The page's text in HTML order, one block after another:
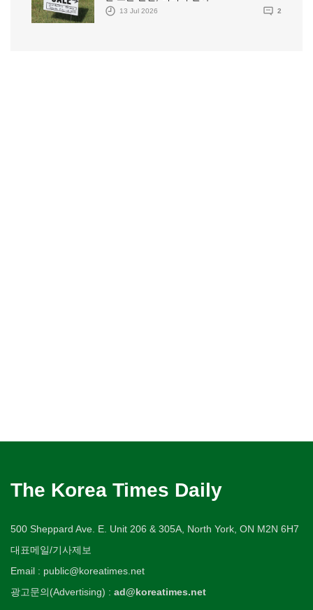
13 Jul 2026 2
The Korea Times Daily
500 Sheppard Ave. E. Unit 206 & 305A, North York, ON M2N 6H7
대표메일/기사제보
Email : public@koreatimes.net
광고문의(Advertising) : ad@koreatimes.net